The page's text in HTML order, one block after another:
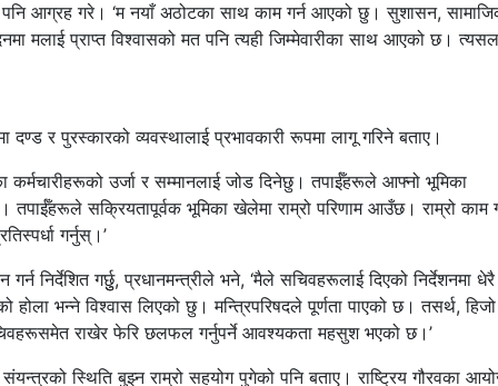
पनि आग्रह गरे। ‘म नयाँ अठोटका साथ काम गर्न आएको छु। सुशासन,
मलाई प्राप्त विश्वासको मत पनि त्यही जिम्मेवारीका साथ आएको छ।
दण्ड र पुरस्कारको व्यवस्थालाई प्रभावकारी रूपमा लागू गरिने बताए।
कर्मचारीहरूको उर्जा र सम्मानलाई जोड दिनेछु। तपाईँहरूले आफ्नो भूमिका
सक्रियतापूर्वक भूमिका खेलेमा राम्रो परिणाम आउँछ। राम्रो काम
गर्नुस्।’
गर्न निर्देशित गर्छुु, प्रधानमन्त्रीले भने, ‘मैले सचिवहरूलाई दिएको निर्देशनमा
भन्ने विश्वास लिएको छु। मन्त्रिपरिषदले पूर्णता पाएको छ। तसर्थ,
राखेर फेरि छलफल गर्नुपर्ने आवश्यकता महसुश भएको छ।’
स्थिति बुझ्न राम्रो सहयोग पुगेको पनि बताए। राष्ट्रिय गौरवका